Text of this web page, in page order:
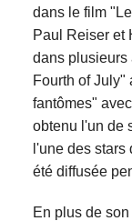
dans le film
Paul Reiser et
dans plusieurs
Fourth of July"
fantômes"
obtenu l'un de
l'une des
été diffusée
En plus de